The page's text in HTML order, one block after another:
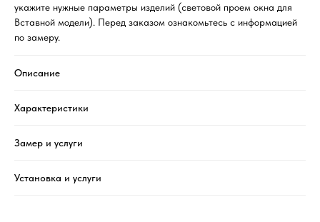
укажите нужные параметры изделий (световой проем окна для
Вставной модели). Перед заказом ознакомьтесь с информацией
по замеру.
Описание
Характеристики
Замер и услуги
Установка и услуги